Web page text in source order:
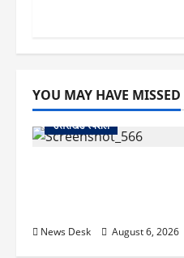
YOU MAY HAVE MISSED
उत्तराखंड स्पेशल
News Desk August 6, 2026